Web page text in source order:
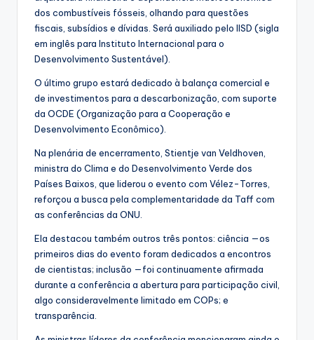
dos combustíveis fósseis, olhando para questões
fiscais, subsídios e dívidas. Será auxiliado pelo IISD (sigla
em inglês para Instituto Internacional para o
Desenvolvimento Sustentável).
O último grupo estará dedicado à balança comercial e
de investimentos para a descarbonização, com suporte
da OCDE (Organização para a Cooperação e
Desenvolvimento Econômico).
Na plenária de encerramento, Stientje van Veldhoven,
ministra do Clima e do Desenvolvimento Verde dos
Países Baixos, que liderou o evento com Vélez-Torres,
reforçou a busca pela complementaridade da Taff com
as conferências da ONU.
Ela destacou também outros três pontos: ciência —os
primeiros dias do evento foram dedicados a encontros
de cientistas; inclusão —foi continuamente afirmada
durante a conferência a abertura para participação civil,
algo consideravelmente limitado em COPs; e
transparência.